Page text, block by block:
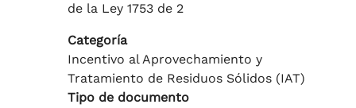
de la Ley 1753 de 2
Categoría
Incentivo al Aprovechamiento y
Tratamiento de Residuos Sólidos (IAT)
Tipo de documento